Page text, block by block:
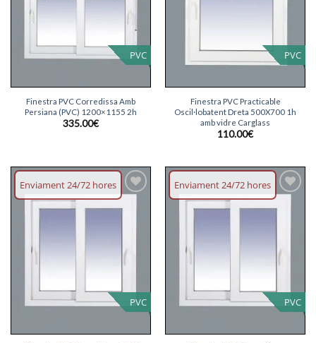
PVC
Finestra PVC Corredissa Amb
Persiana (PVC) 1200×1155 2h
335.00€
PVC
Finestra PVC Practicable
Oscil·lobatent Dreta 500X700 1h
amb vidre Carglass
110.00€
Enviament 24/72 hores
PVC
Afegeix
llista
Enviament 24/72 hores
PVC
Afegeix
llista